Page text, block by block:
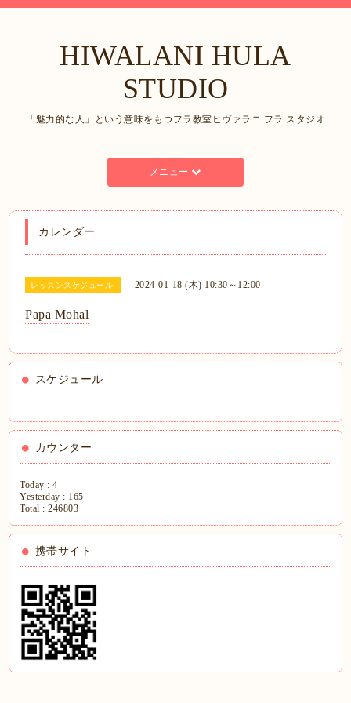
HIWALANI HULA
STUDIO
「魅力的な人」という意味をもつフラ教室ヒヴァラニ フラ スタジオ
メニュー
カレンダー
レッスンスケジュール 2024-01-18 (木) 10:30～12:00
Papa Mōhal
スケジュール
カウンター
Today :4
Yesterday : 165
Total :246803
携帯サイト